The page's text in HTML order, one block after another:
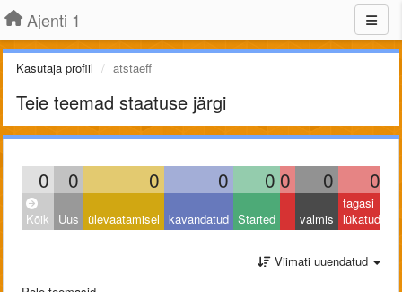
Ajenti 1
Kasutaja profiil atstaeff
Teie teemad staatuse järgi
0 0 0 0 0 0 0 0
Kõik Uus ülevaatamisel kavandatud Started valmis
tagasi
lükatud
Viimati uuendatud